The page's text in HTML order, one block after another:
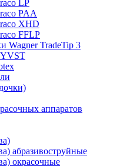
LP
PAA
XHD
FFLP
Wagner TradeTip 3
аппаратов
абразивоструйные
окрасочные